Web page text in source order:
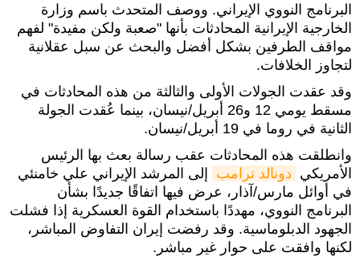
البرنامج النووي الإيراني. ووصف المتحدث باسم وزارة
الخارجية الإيرانية المحادثات بأنها "صعبة ولكن مفيدة" لفهم
مواقف الطرفين بشكل أفضل والبحث عن سبل عقلانية
لتجاوز الخلافات.
وقد عقدت الجولات الأولى والثالثة من هذه المحادثات في
مسقط يومي 12 و26 أبريل/نيسان، بينما عُقدت الجولة
الثانية في روما في 19 أبريل/نيسان.
وانطلقت هذه المحادثات عقب رسالة بعث بها الرئيس
الأمريكي دونالد ترامب إلى المرشد الإيراني علي خامنئي
في أوائل مارس/آذار، عرض فيها اتفاقًا جديدًا بشأن
البرنامج النووي، مهددًا باستخدام القوة العسكرية إذا فشلت
الجهود الدبلوماسية. وقد رفضت إيران التفاوض المباشر،
لكنها وافقت على حوار غير مباشر.